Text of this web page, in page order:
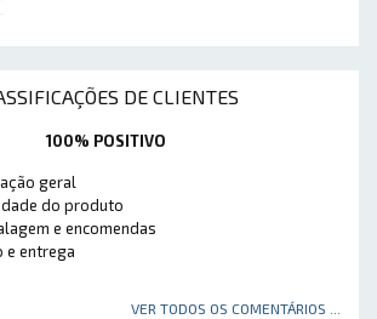
DE CLIENTES
100% POSITIVO
geral
do produto
e encomendas
e entrega
VER TODOS OS COMENTÁRIOS ...